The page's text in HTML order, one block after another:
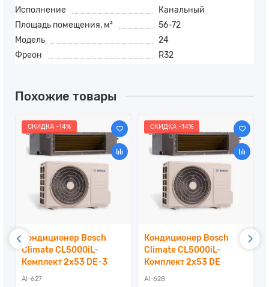
Исполнение
Канальный
Площадь помещения, м²
56-72
Модель
24
Фреон
R32
Похожие товары
СКИДКА -14%
Кондиционер Bosch
Climate CL5000iL-
Комплект 2x53 DE-3
AI-627
СКИДКА -14%
Кондиционер Bosch
Climate CL5000iL-
Комплект 2x53 DE
AI-628